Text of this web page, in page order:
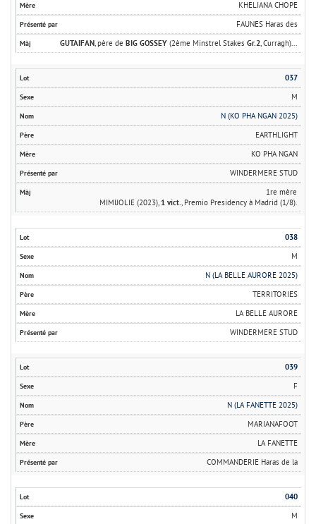
KHELIANA CHOPE
FAUNES Haras des
GUTAIFAN , père deBIG GOSSEY (2ème Minstrel StakesGr.2 , Curragh)...
037
M
N (KO PHA NGAN 2025)
EARTHLIGHT
KO PHA NGAN
WINDERMERE STUD
1re mère
MIMIJOLIE (2023), 1 vict. , Premio Presidency à Madrid (1/8).
038
M
N (LA BELLE AURORE 2025)
TERRITORIES
LA BELLE AURORE
WINDERMERE STUD
039
F
N (LA FANETTE 2025)
MARIANAFOOT
LA FANETTE
COMMANDERIE Haras de la
040
M